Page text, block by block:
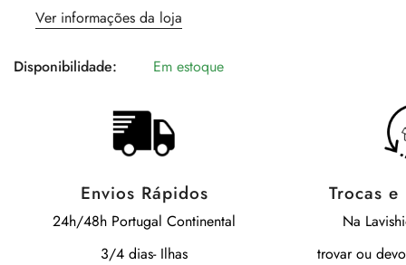
Ver informações da loja
Disponibilidade: Em estoque
Envios Rápidos
24h/48h Portugal Continental
3/4 dias- Ilhas
Trocas
Na
trovar ou